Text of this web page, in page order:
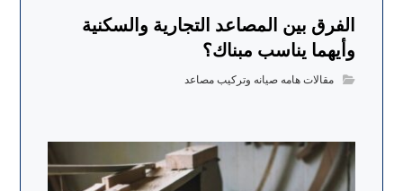
الفرق بين المصاعد التجارية والسكنية
وأيهما يناسب مبناك؟
مقالات هامه صيانه وتركيب مصاعد